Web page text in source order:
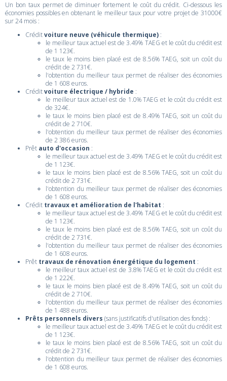
Un bon taux permet de diminuer fortement le coût du crédit. Ci-dessous les
économies possibles en obtenant le meilleur taux pour votre projet de 31000€
sur 24 mois :
Créditvoiture neuve (véhicule thermique) :
le meilleur taux actuel est de 3.49% TAEG et le coût du crédit est
de 1 123€.
le taux le moins bien placé est de 8.56% TAEG, soit un coût du
crédit de 2 731€.
l'obtention du meilleur taux permet de réaliser des économies
de 1 608 euros.
Créditvoiture électrique / hybride :
le meilleur taux actuel est de 1.0% TAEG et le coût du crédit est
de 324€.
le taux le moins bien placé est de 8.49% TAEG, soit un coût du
crédit de 2 710€.
l'obtention du meilleur taux permet de réaliser des économies
de 2 386 euros.
Prêt auto d'occasion :
le meilleur taux actuel est de 3.49% TAEG et le coût du crédit est
de 1 123€.
le taux le moins bien placé est de 8.56% TAEG, soit un coût du
crédit de 2 731€.
l'obtention du meilleur taux permet de réaliser des économies
de 1 608 euros.
Crédit travaux et amélioration de l'habitat :
le meilleur taux actuel est de 3.49% TAEG et le coût du crédit est
de 1 123€.
le taux le moins bien placé est de 8.56% TAEG, soit un coût du
crédit de 2 731€.
l'obtention du meilleur taux permet de réaliser des économies
de 1 608 euros.
Prêt travaux de rénovation énergétique du logement :
le meilleur taux actuel est de 3.8% TAEG et le coût du crédit est
de 1 222€.
le taux le moins bien placé est de 8.49% TAEG, soit un coût du
crédit de 2 710€.
l'obtention du meilleur taux permet de réaliser des économies
de 1 488 euros.
Prêts personnels divers (sans justificatifs d'utilisation des fonds) :
le meilleur taux actuel est de 3.49% TAEG et le coût du crédit est
de 1 123€.
le taux le moins bien placé est de 8.56% TAEG, soit un coût du
crédit de 2 731€.
l'obtention du meilleur taux permet de réaliser des économies
de 1 608 euros.